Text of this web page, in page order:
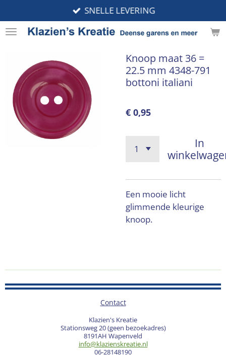
direct
naar
hoofdinhoud
SNELLE LEVERING
Knoop maat 36 =
22.5 mm 4348-791
bottoni italiani
€ 0,95
In
Een mooie licht
glimmende kleurige
knoop.
Contact
Klazien's Kreatie
Stationsweg 20 (geen bezoekadres)
8191AH Wapenveld
info@klazienskreatie.nl
06-28148190